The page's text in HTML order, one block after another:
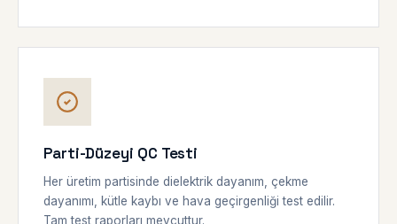
Parti-Düzeyi QC Testi
Her üretim partisinde dielektrik dayanım, çekme
dayanımı, kütle kaybı ve hava geçirgenliği test edilir.
Tam test raporları mevcuttur.